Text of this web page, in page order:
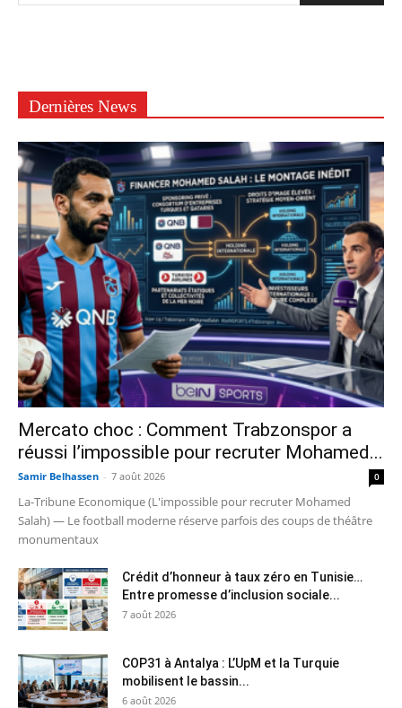
Dernières News
Mercato choc : Comment Trabzonspor a
réussi l’impossible pour recruter Mohamed...
Samir Belhassen - 7 août 2026 0
La-Tribune Economique (L'impossible pour recruter Mohamed
Salah) — Le football moderne réserve parfois des coups de théâtre
monumentaux
Crédit d’honneur à taux zéro en Tunisie…
Entre promesse d’inclusion sociale...
7 août 2026
COP31 à Antalya : L’UpM et la Turquie
mobilisent le bassin...
6 août 2026